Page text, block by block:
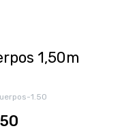
1,50m
1.50